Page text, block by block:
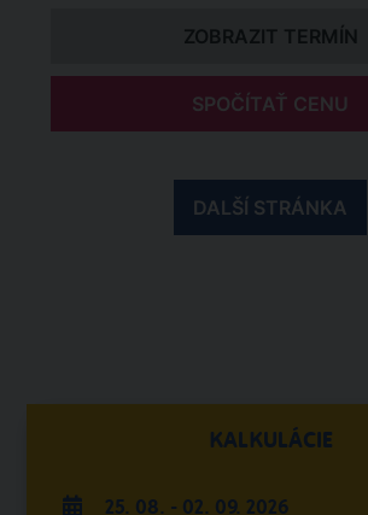
ZOBRAZIT TERMÍN
SPOČÍTAŤ CENU
DALŠÍ STRÁNKA
KALKULÁCIE
25. 08. - 02. 09. 2026